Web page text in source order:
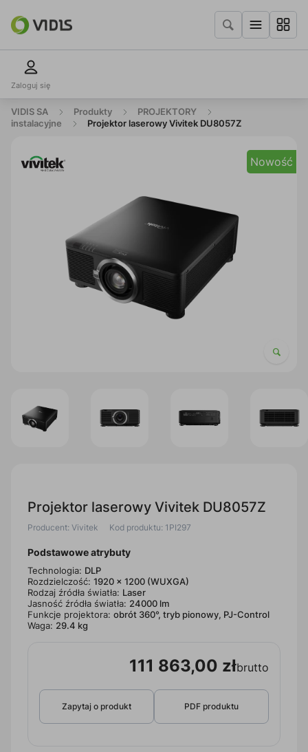
Zaloguj się
VIDIS SA Produkty
PROJEKTORY
instalacyjne
Projektor laserowy Vivitek DU8057Z
Nowość
Projektor laserowy Vivitek DU8057Z
Producent: Vivitek Kod produktu: 1PI297
Podstawowe atrybuty
Technologia: DLP
Rozdzielczość: 1920 x 1200 (WUXGA)
Rodzaj źródła światła: Laser
Jasność źródła światła: 24000 lm
Funkcje projektora: obrót 360°, tryb pionowy, PJ-Control
Waga: 29.4 kg
111 863,00 złbrutto
Zapytaj o produkt PDF produktu